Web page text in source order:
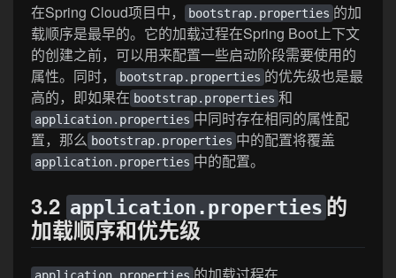
在Spring Cloud项目中， bootstrap.properties 的加
载顺序是最早的。它的加载过程在Spring Boot上下文
的创建之前，可以用来配置一些启动阶段需要使用的
属性。同时，
bootstrap.properties 的优先级也是最
高的，即如果在 bootstrap.properties 和
application.properties 中同时存在相同的属性配
置，那么 bootstrap.properties 中的配置将覆盖
application.properties 中的配置。
3.2 application.properties 的
加载顺序和优先级
application.properties 的加载过程在